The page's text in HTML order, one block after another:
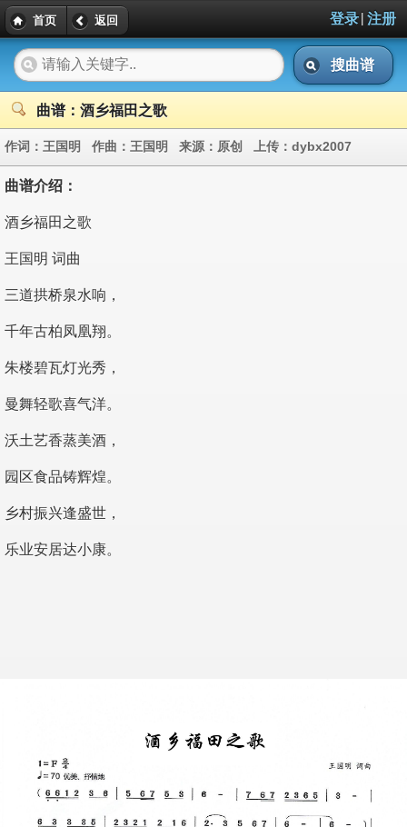
首页 返回 登录| 注册
搜曲谱
曲谱：酒乡福田之歌
作词： 王国明 作曲： 王国明 来源： 原创 上传： dybx2007
曲谱介绍：
酒乡福田之歌
王国明 词曲
三道拱桥泉水响，
千年古柏凤凰翔。
朱楼碧瓦灯光秀，
曼舞轻歌喜气洋。
沃土艺香蒸美酒，
园区食品铸辉煌。
乡村振兴逢盛世，
乐业安居达小康。